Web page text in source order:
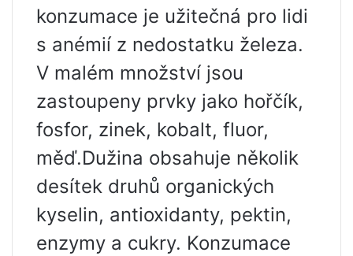
konzumace je užitečná pro lidi
s anémií z nedostatku železa.
V malém množství jsou
zastoupeny prvky jako hořčík,
fosfor, zinek, kobalt, fluor,
měď.Dužina obsahuje několik
desítek druhů organických
kyselin, antioxidanty, pektin,
enzymy a cukry. Konzumace